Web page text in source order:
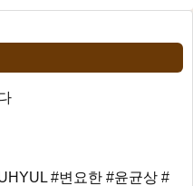
#변요한 #윤균상 #